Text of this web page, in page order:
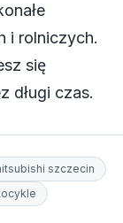
i rolniczych.
się
długi czas.
szczecin